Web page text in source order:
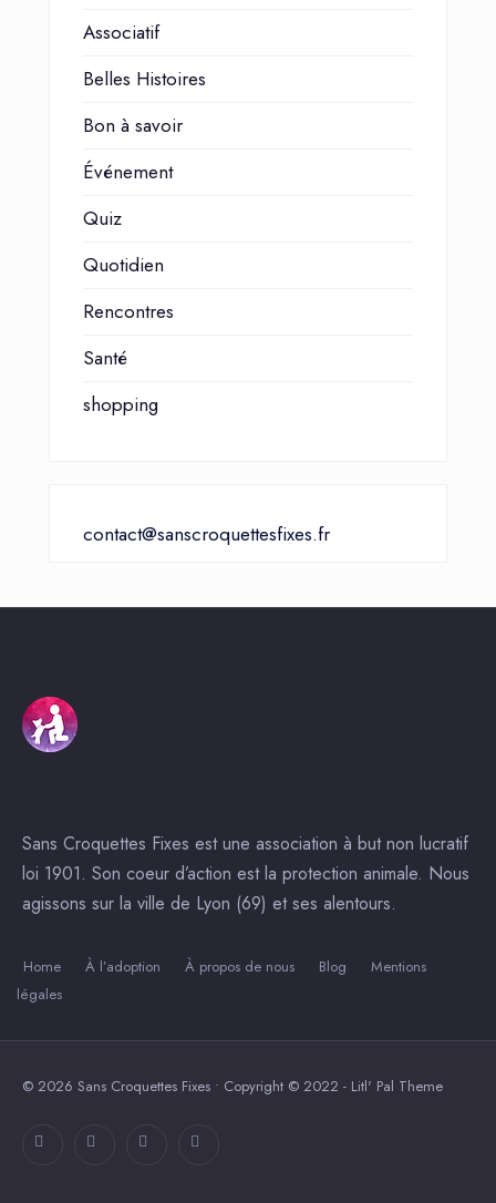
Associatif
Belles Histoires
Bon à savoir
Événement
Quiz
Quotidien
Rencontres
Santé
shopping
contact@sanscroquettesfixes.fr
Sans Croquettes Fixes est une association à but non lucratif
loi 1901. Son coeur d’action est la protection animale. Nous
agissons sur la ville de Lyon (69) et ses alentours.
Home À l’adoption À propos de nous Blog
Mentions
légales
© 2026 Sans Croquettes Fixes • Copyright © 2022 - Litl' Pal Theme